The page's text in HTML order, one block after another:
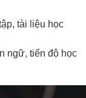
tài liệu học
ngữ, tiến độ học